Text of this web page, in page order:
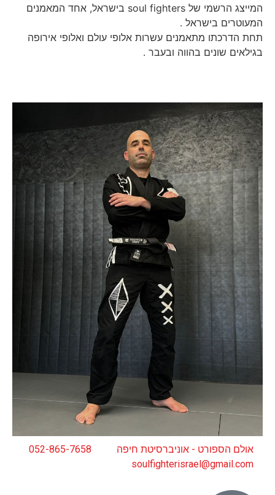
המייצג הרשמי של soul fighters בישראל, אחד המאמנים
המעוטרים בישראל .
תחת הדרכתו מתאמנים עשרות אלופי עולם ואלופי אירופה
בגילאים שונים בהווה ובעבר .
אולם הספורט - אוניברסיטת חיפה
052-865-7658
soulfighterisrael@gmail.com